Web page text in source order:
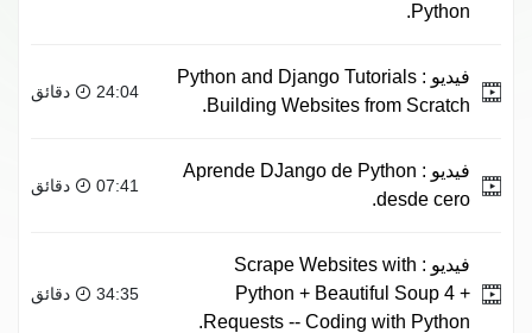
Python.
فيديو : Python and Django Tutorials
Building Websites from Scratch.
24:04 دقائق
فيديو : Aprende DJango de Python
desde cero.
07:41 دقائق
فيديو : Scrape Websites with
Python + Beautiful Soup 4 +
Requests -- Coding with Python.
34:35 دقائق